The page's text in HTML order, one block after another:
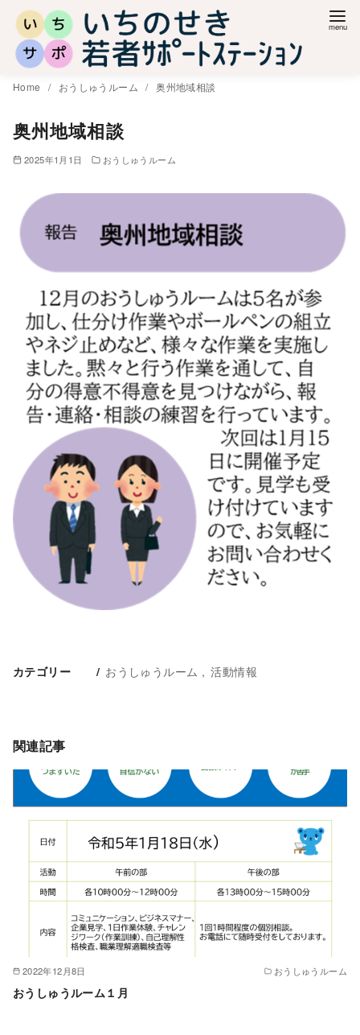
Home おうしゅうルーム 奥州地域相談
奥州地域相談
2025年1月1日 おうしゅうルーム
カテゴリー おうしゅうルーム 活動情報
関連記事
2022年12月8日 おうしゅうルーム
おうしゅうルーム１月